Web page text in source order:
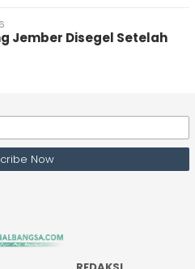
Jember Disegel Setelah